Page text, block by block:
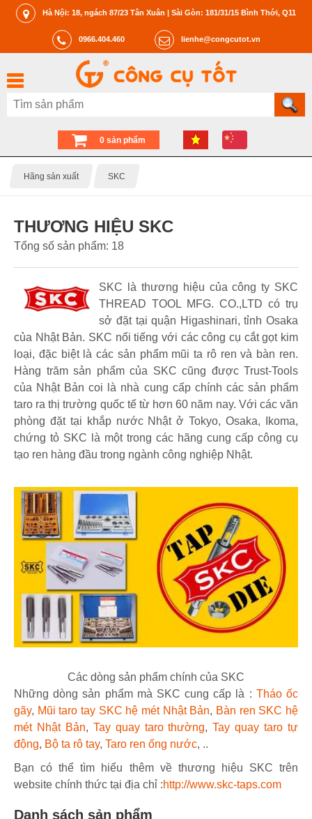
Hà Nội: 18, ngách 87/23 Tân Xuân | Sài Gòn: 181/31/15 Bình Thới, Q11
0966.404.460 lienhe@congcutot.vn
0 sản phẩm
Hãng sản xuất SKC
THƯƠNG HIỆU SKC
Tổng số sản phẩm: 18
SKC là thương hiệu của công ty SKC
THREAD TOOL MFG. CO.,LTD có trụ
sở đặt tại quận Higashinari, tỉnh Osaka
của Nhật Bản. SKC nổi tiếng với các công cụ cắt gọt kim
loại, đặc biệt là các sản phẩm mũi ta rô ren và bàn ren.
Hàng trăm sản phẩm của SKC cũng được Trust-Tools
của Nhật Bản coi là nhà cung cấp chính các sản phẩm
taro ra thị trường quốc tế từ hơn 60 năm nay. Với các văn
phòng đặt tại khắp nước Nhật ở Tokyo, Osaka, Ikoma,
chứng tỏ SKC là một trong các hãng cung cấp công cụ
tạo ren hàng đầu trong ngành công nghiệp Nhật.
Các dòng sản phẩm chính của SKC
Những dòng sản phẩm mà SKC cung cấp là : Tháo ốc
gãy, Mũi taro tay SKC hệ mét Nhật Bản, Bàn ren SKC hệ
mét Nhật Bản, Tay quay taro thường,Tay quay taro tự
động, Bộ ta rô tay, Taro ren ống nước, ..
Bạn có thể tìm hiểu thêm về thương hiệu SKC trên
website chính thức tại địa chỉ :http://www.skc-taps.com
Danh sách sản phẩm